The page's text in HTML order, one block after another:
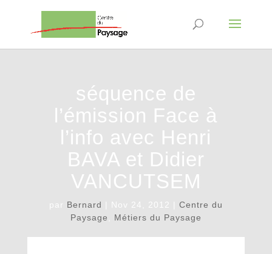
séquence de
l’émission Face à
l’info avec Henri
BAVA et Didier
VANCUTSEM
par Bernard Nov 24, 2012
Centre du
Paysage
Métiers du Paysage